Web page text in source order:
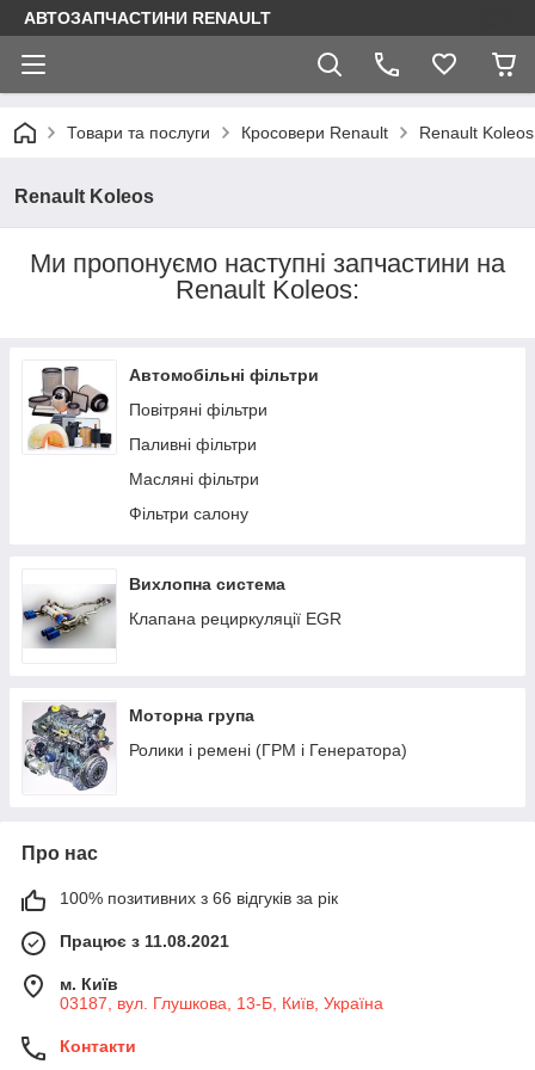
АВТОЗАПЧАСТИНИ RENAULT
Товари та послуги Кросовери Renault Renault Koleos
Renault Koleos
Ми пропонуємо наступні запчастини на
Renault Koleos:
Автомобільні фільтри
Повітряні фільтри
Паливні фільтри
Масляні фільтри
Фільтри салону
Вихлопна система
Клапана рециркуляції EGR
Моторна група
Ролики і ремені (ГРМ і Генератора)
Про нас
100% позитивних з 66 відгуків за рік
Працює з 11.08.2021
м. Київ
03187, вул. Глушкова, 13-Б, Київ, Україна
Контакти